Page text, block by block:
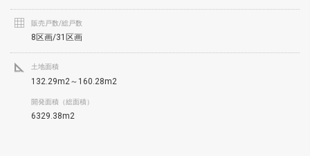
販売戸数/総戸数
8区画/31区画
土地面積
132.29m2～160.28m2
開発面積（総面積）
6329.38m2